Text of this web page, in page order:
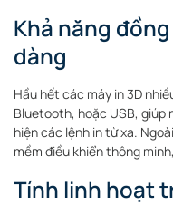
Khả năng
dàng
Hầu hết các máy in 3D
Bluetooth, hoặc USB, giúp
hiện các lệnh in từ xa.
mềm điều khiển thông
Tính linh hoạt